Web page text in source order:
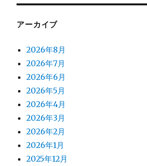
アーカイブ
2026年8月
2026年7月
2026年6月
2026年5月
2026年4月
2026年3月
2026年2月
2026年1月
2025年12月